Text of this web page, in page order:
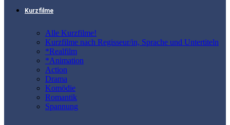
Kurzfilme
Alle Kurzfilme!
Kurzfilme nach Regisseur/in, Sprache und Untertiteln
*Realfilm
*Animation
Action
Drama
Komödie
Romantik
Spannung